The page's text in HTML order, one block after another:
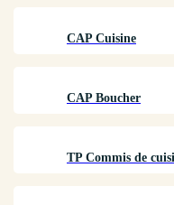
CAP Cuisine
CAP Boucher
TP Commis de